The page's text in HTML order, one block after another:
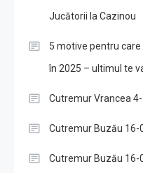
Jucătorii la Cazinou
5 motive pentru
în 2025 – ultimul te
Cutremur Vrancea
Cutremur Buzău 16-
Cutremur Buzău 16-